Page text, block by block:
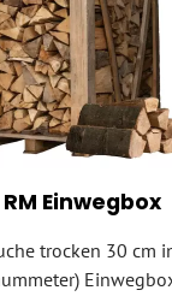
RM Einwegbox
trocken 30 cm